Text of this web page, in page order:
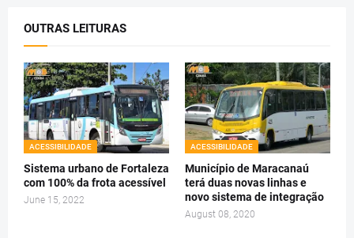
OUTRAS LEITURAS
ACESSIBILIDADE
Sistema urbano de Fortaleza
com 100% da frota acessível
June 15, 2022
ACESSIBILIDADE
Município de Maracanaú
terá duas novas linhas e
novo sistema de integração
August 08, 2020